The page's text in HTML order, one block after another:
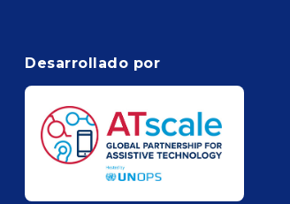
Desarrollado por